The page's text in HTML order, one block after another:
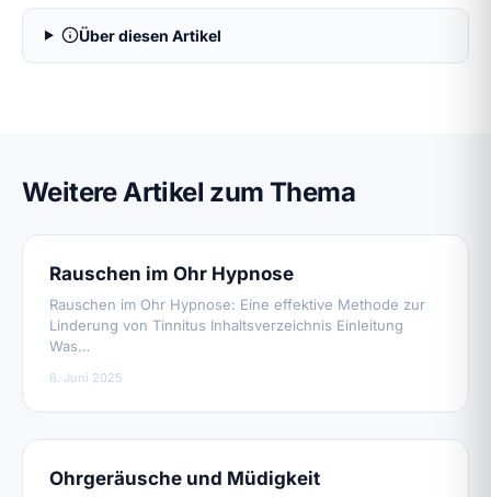
Über diesen Artikel
Weitere Artikel zum Thema
Rauschen im Ohr Hypnose
Rauschen im Ohr Hypnose: Eine effektive Methode zur
Linderung von Tinnitus Inhaltsverzeichnis Einleitung
Was…
6. Juni 2025
Ohrgeräusche und Müdigkeit